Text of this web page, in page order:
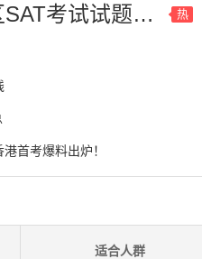
2018年3月北美地区SAT考试试题回顾 热
首考爆料出炉！
适合人群